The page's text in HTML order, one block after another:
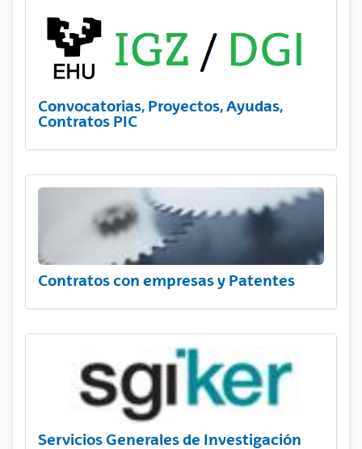
Convocatorias, Proyectos, Ayudas,
Contratos PIC
Contratos con empresas y Patentes
Servicios Generales de Investigación